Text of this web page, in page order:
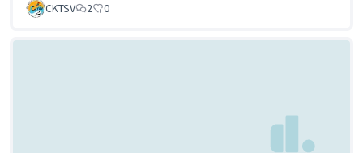
CKTSV
2 0